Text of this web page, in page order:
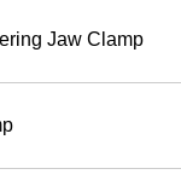
Jaw Clamp